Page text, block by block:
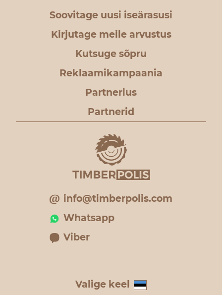
Soovitage uusi iseärasusi
Kirjutage meile arvustus
Kutsuge sõpru
Reklaamikampaania
Partnerlus
Partnerid
info@timberpolis.com
Whatsapp
Viber
Valige keel